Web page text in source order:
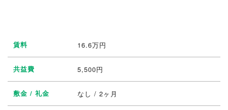
賃料 16.6万円
共益費 5,500円
敷金 / 礼金 なし / 2ヶ月